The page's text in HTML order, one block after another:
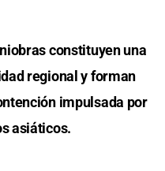
constituyen una
regional y forman
impulsada por
asiáticos.